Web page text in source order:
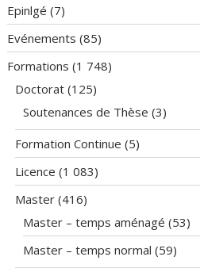
Epinlgé (7)
Evénements (85)
Formations (1 748)
Doctorat (125)
Soutenances de Thèse (3)
Formation Continue (5)
Licence (1 083)
Master (416)
Master – temps aménagé (53)
Master – temps normal (59)